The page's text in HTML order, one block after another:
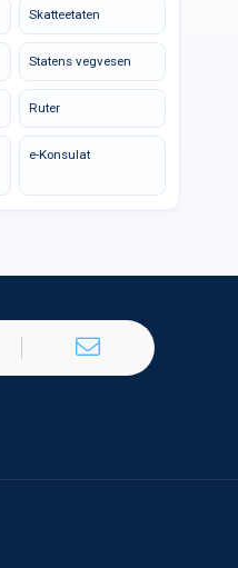
Skatteetaten
Statens vegvesen
Ruter
e-Konsulat